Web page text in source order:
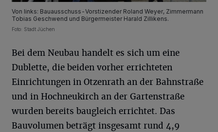
Von links: Bauausschuss-Vorstizender Roland Weyer, Zimmermann
Tobias Geschwend und Bürgermeister Harald Zillikens.
Foto: Stadt Jüchen
Bei dem Neubau handelt es sich um eine
Dublette, die beiden vorher errichteten
Einrichtungen in Otzenrath an der Bahnstraße
und in Hochneukirch an der Gartenstraße
wurden bereits baugleich errichtet. Das
Bauvolumen beträgt insgesamt rund 4,9